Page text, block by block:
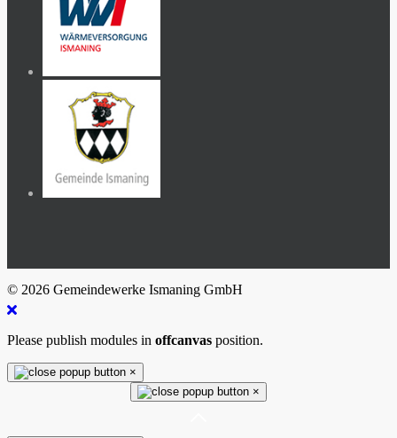
© 2026 Gemeindewerke Ismaning GmbH
Please publish modules in offcanvas position.
×
×